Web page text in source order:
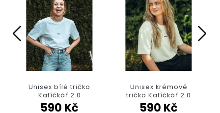
Unisex bílé tričko
Kafíčkář 2.0
590 Kč
Unisex krémové
tričko Kafíčkář 2.0
590 Kč